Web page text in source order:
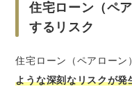
住宅ローン（ペ
するリスク
住宅ローン（ペアロー
ような深刻なリスクが発